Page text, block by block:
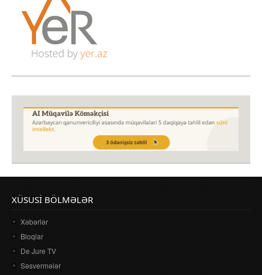
XÜSUSI BÖLMƏLƏR
Xəbərlər
Bloqlar
De Jure TV
Səsvermələr